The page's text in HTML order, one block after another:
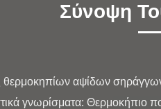
Σύνοψη
αψίδων
γνωρίσματα: Θερμοκήπιο